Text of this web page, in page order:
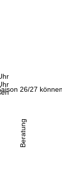
Beratung
26/27